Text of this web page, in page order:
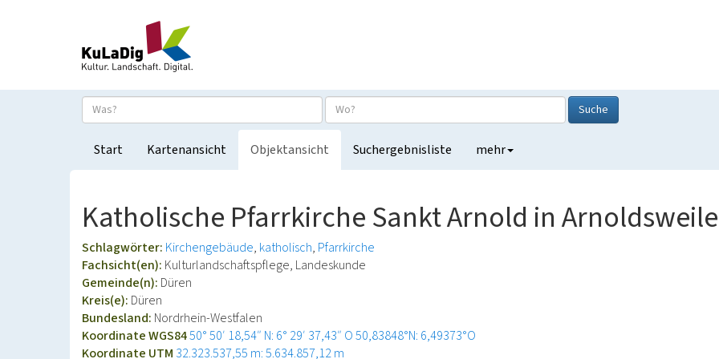
Suche
Start Kartenansicht Objektansicht Suchergebnisliste mehr
Katholische Pfarrkirche Sankt Arnold in
Schlagwörter: Kirchengebäude katholisch Pfarrkirche
Fachsicht(en): Kulturlandschaftspflege, Landeskunde
Gemeinde(n): Düren
Kreis(e): Düren
Bundesland: Nordrhein-Westfalen
Koordinate WGS8450° 50′ 18,54″ N: 6° 29′ 37,43″ O50,83848°N: 6,49373°O
Koordinate UTM 32.323.537,55 m: 5.634.857,12 m